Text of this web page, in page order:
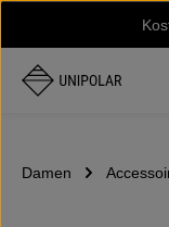
Zum Hauptinhalt
Damen